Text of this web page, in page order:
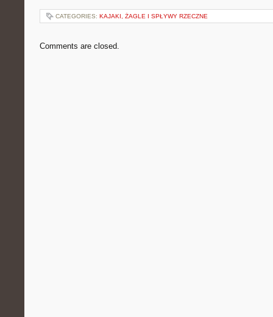
CATEGORIES: KAJAKI, ŻAGLE I SPŁYWY RZECZNE
Comments are closed.